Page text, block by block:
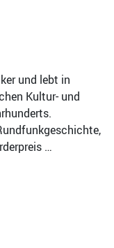
und lebt in
Kultur- und
…